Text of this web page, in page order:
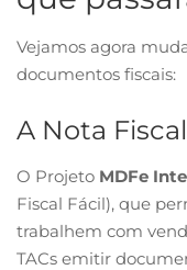
Vejamos agora
documentos fiscais:
A Nota Fiscal
O Projeto MDFe
Fiscal Fácil), que
trabalhem com
TACs emitir